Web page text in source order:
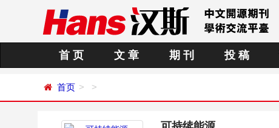
首 页 文 章 期 刊 投 稿
首页